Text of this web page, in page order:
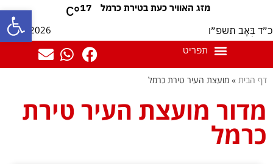
פתח 17
°C
כ״ד בְּאָב תשפ״ו 07/08/2026
דף הבית » מועצת העיר טירת כרמל
מדור מועצת העיר טירת
כרמל